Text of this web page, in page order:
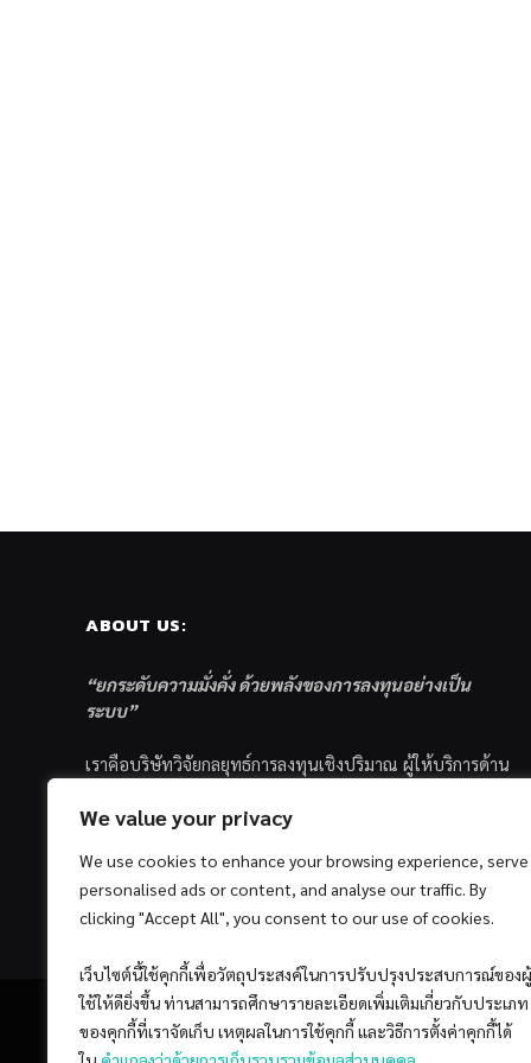
We value your privacy
We use cookies to enhance your browsing experience, serve
personalised ads or content, and analyse our traffic. By
clicking "Accept All", you consent to our use of cookies.
เว็บไซต์นี้ใช้คุกกี้เพื่อวัตถุประสงค์ในการปรับปรุงประสบการณ์ของผู้
ใช้ให้ดียิ่งขึ้น ท่านสามารถศึกษารายละเอียดเพิ่มเติมเกี่ยวกับประเภท
ของคุกกี้ที่เราจัดเก็บ เหตุผลในการใช้คุกกี้ และวิธีการตั้งค่าคุกกี้ได้
ABOUT US:
“ยกระดับความมั่งคั่ง ด้วยพลังของการลงทุนอย่างเป็น
ระบบ”
เราคือบริษัทวิจัยกลยุทธ์การลงทุนเชิงปริมาณ ผู้ให้บริการด้าน
ส่วนบุคคล ซึ่งมีเป้าหมายที่จะช่วยเหลือให้นักลงทุนไทย
ด้วยแนวคิดและกระบวนการลงทุนอย่างเป็นระบบแบบ
Quantitative & Systematic Investing